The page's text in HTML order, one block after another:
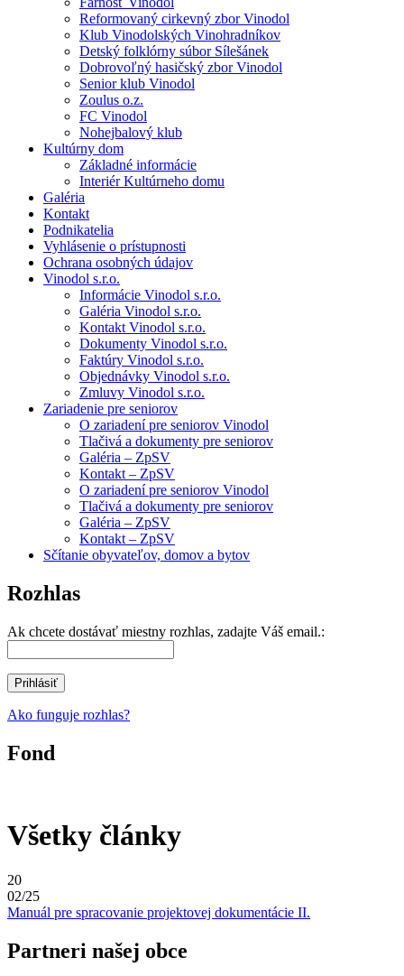
Reformovaný cirkevný zbor Vinodol
Klub Vinodolských Vinohradníkov
Detský folklórny súbor Sílešánek
Dobrovoľný hasičský zbor Vinodol
Senior klub Vinodol
Zoulus o.z.
FC Vinodol
Nohejbalový klub
Kultúrny dom
Základné informácie
Interiér Kultúrneho domu
Galéria
Kontakt
Podnikatelia
Vyhlásenie o prístupnosti
Ochrana osobných údajov
Vinodol s.r.o.
Informácie Vinodol s.r.o.
Galéria Vinodol s.r.o.
Kontakt Vinodol s.r.o.
Dokumenty Vinodol s.r.o.
Faktúry Vinodol s.r.o.
Objednávky Vinodol s.r.o.
Zmluvy Vinodol s.r.o.
Zariadenie pre seniorov
O zariadení pre seniorov Vinodol
Tlačivá a dokumenty pre seniorov
Galéria – ZpSV
Kontakt – ZpSV
O zariadení pre seniorov Vinodol
Tlačivá a dokumenty pre seniorov
Galéria – ZpSV
Kontakt – ZpSV
Sčítanie obyvateľov, domov a bytov
Rozhlas
Ak chcete dostávať miestny rozhlas, zadajte Váš email.:
Ako funguje rozhlas?
Fond
Všetky články
20
02/25
Manuál pre spracovanie projektovej dokumentácie II.
Partneri našej obce